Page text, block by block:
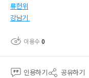
류헌위
강남기
이용수0
인용하기 공유하기